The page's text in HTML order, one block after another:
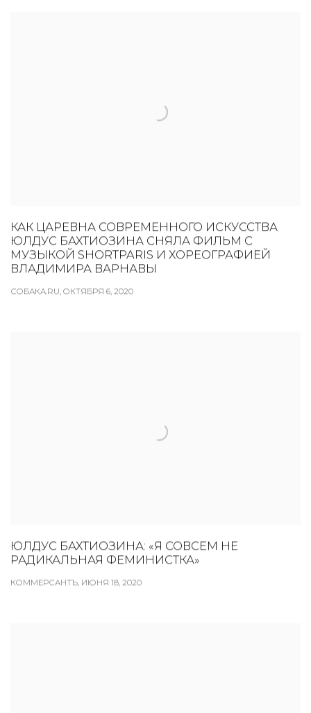
КАК ЦАРЕВНА СОВРЕМЕННОГО ИСКУССТВА
ЮЛДУС БАХТИОЗИНА СНЯЛА ФИЛЬМ С
МУЗЫКОЙ SHORTPARIS И ХОРЕОГРАФИЕЙ
ВЛАДИМИРА ВАРНАВЫ
СОБАКА.RU, ОКТЯБРЯ 6, 2020
ЮЛДУС БАХТИОЗИНА: «Я СОВСЕМ НЕ
РАДИКАЛЬНАЯ ФЕМИНИСТКА»
КОММЕРСАНТЪ, ИЮНЯ 18, 2020